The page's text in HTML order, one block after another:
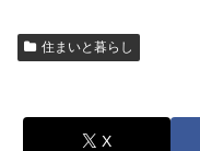
住まいと暮らし
X